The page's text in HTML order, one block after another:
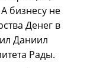
бизнесу не
Денег в
Даниил
Рады.